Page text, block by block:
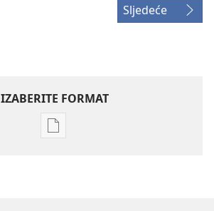
Sljedeće
IZABERITE FORMAT
Postavke